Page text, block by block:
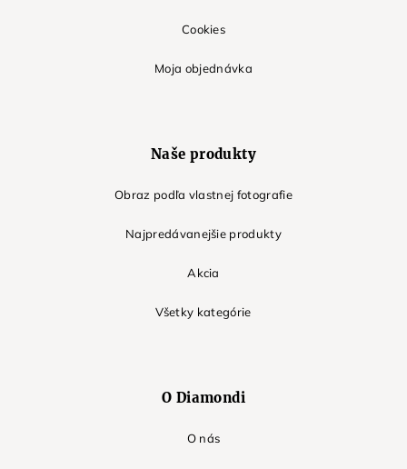
Cookies
Moja objednávka
Naše produkty
Obraz podľa vlastnej fotografie
Najpredávanejšie produkty
Akcia
Všetky kategórie
O Diamondi
O nás